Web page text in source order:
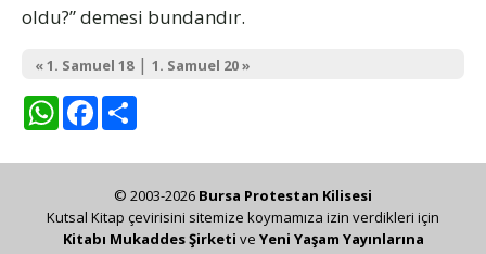
oldu?” demesi bundandır.
« 1. Samuel 18| 1. Samuel 20 »
WhatsAppFacebook
© 2003-2026 Bursa Protestan Kilisesi
Kutsal Kitap çevirisini sitemize koymamıza izin verdikleri için
Kitabı Mukaddes Şirketi ve Yeni Yaşam Yayınlarına